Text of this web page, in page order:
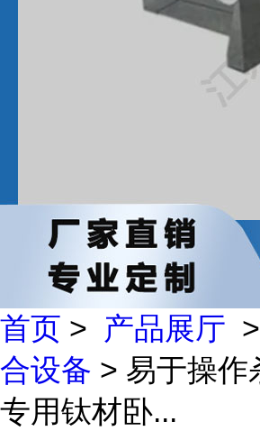
首页 > 产品展厅 >
合设备 > 易于操作
专用钛材卧...